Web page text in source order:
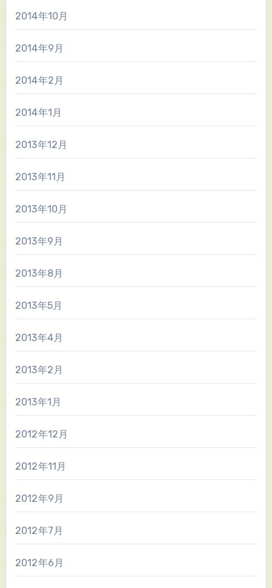
2014年10月
2014年9月
2014年2月
2014年1月
2013年12月
2013年11月
2013年10月
2013年9月
2013年8月
2013年5月
2013年4月
2013年2月
2013年1月
2012年12月
2012年11月
2012年9月
2012年7月
2012年6月